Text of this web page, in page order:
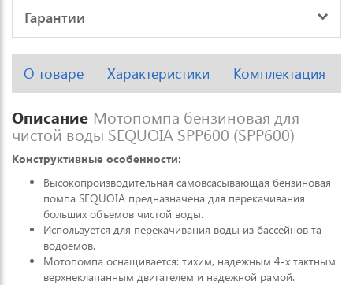
Гарантии
О товаре Характеристики Комплектация
Описание Мотопомпа бензиновая для
чистой воды SEQUOIA SPP600 (SPP600)
Конструктивные особенности:
Высокопроизводительная самовсасывающая бензиновая
помпа SEQUOIA предназначена для перекачивания
больших объемов чистой воды.
Используется для перекачивания воды из бассейнов та
водоемов.
Мотопомпа оснащивается: тихим, надежным 4-х тактным
верхнеклапанным двигателем и надежной рамой.